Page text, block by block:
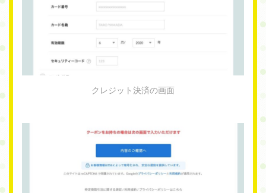
クレジット決済の画面